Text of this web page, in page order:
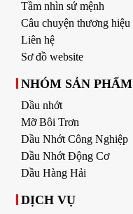
Tầm nhìn sứ mệnh
Câu chuyện thương hiệu
Liên hệ
Sơ đồ website
NHÓM SẢN PHẨM
Dầu nhớt
Mỡ Bôi Trơn
Dầu Nhớt Công Nghiệp
Dầu Nhớt Động Cơ
Dầu Hàng Hải
DỊCH VỤ